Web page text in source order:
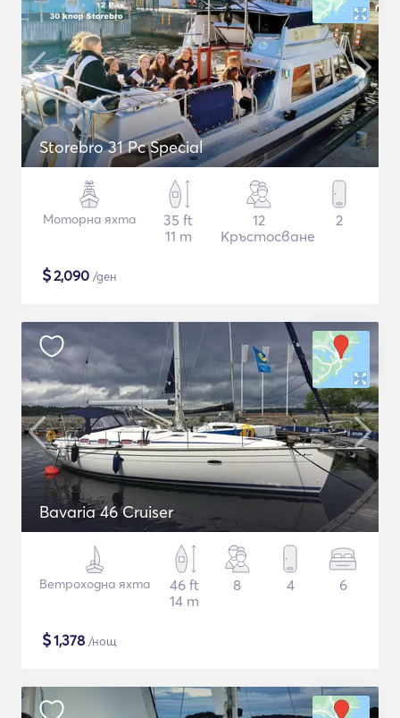
Storebro 31 Pc Special
Моторна яхта
35 ft
11 m
12
Кръстосване
2
$2,090 /ден
Bavaria 46 Cruiser
Ветроходна яхта
46 ft
14 m
8 4 6
$1,378 /нощ